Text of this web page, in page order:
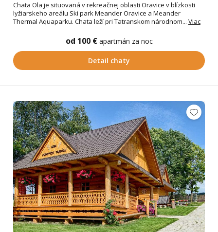
Chata Ola je situovaná v rekreačnej oblasti Oravice v blízkosti
lyžiarskeho areálu Ski park Meander Oravice a Meander
Thermal Aquaparku. Chata leží pri Tatranskom národnom... Viac
od 100 € apartmán za noc
Detail chaty